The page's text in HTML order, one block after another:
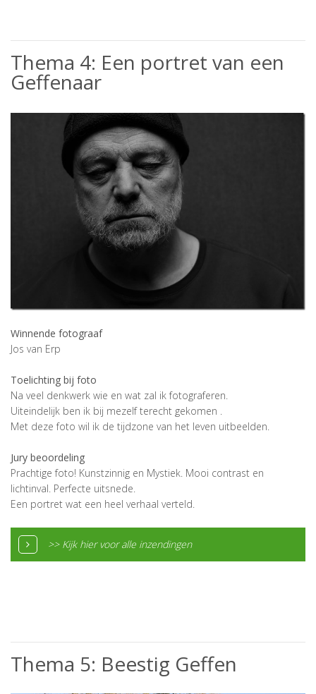
Thema 4: Een portret van een
Geffenaar
Winnende fotograaf
Jos van Erp
Toelichting bij foto
Na veel denkwerk wie en wat zal ik fotograferen.
Uiteindelijk ben ik bij mezelf terecht gekomen .
Met deze foto wil ik de tijdzone van het leven uitbeelden.
Jury beoordeling
Prachtige foto! Kunstzinnig en Mystiek. Mooi contrast en
lichtinval. Perfecte uitsnede.
Een portret wat een heel verhaal verteld.
>> Kijk hier voor alle inzendingen
Thema 5: Beestig Geffen